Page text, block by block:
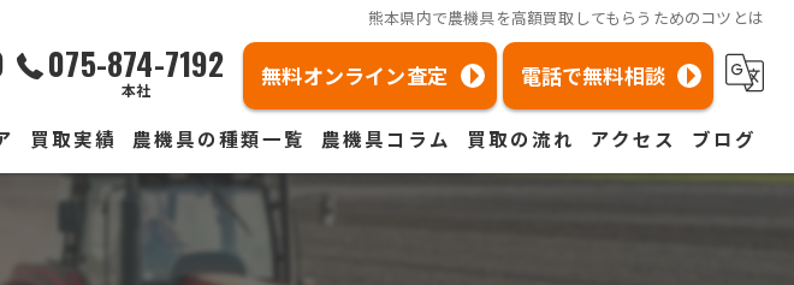
熊本県内で農機具を高額買取してもらうためのコツとは
075-874-7192
本社 無料オンライン査定 電話で無料相談
買取実績 農機具の種類一覧
コンバイン買取
農機具コラム 買取の流れ アクセス ブログ